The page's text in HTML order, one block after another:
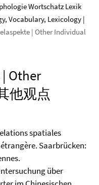
Wortschatz Lexik
Vocabulary, Lexicology |
| Other Individual
Other
他观点
spatiales
Saarbrücken:
über